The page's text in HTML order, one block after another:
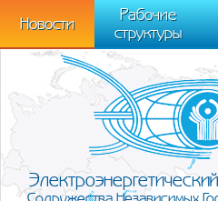
m[i].l=1*new Date(); for (var j = 0; j <
trackLinks:true,
Новости
Рабочие
структуры